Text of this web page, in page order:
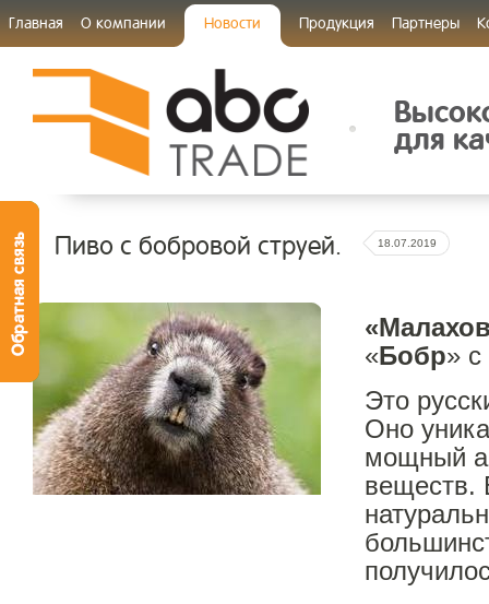
Главная О компании Новости Продукция Партнеры
для
Пиво с бобровой струей. 18.07.2019
«Бобр»
Это
Оно
мощный
веществ.